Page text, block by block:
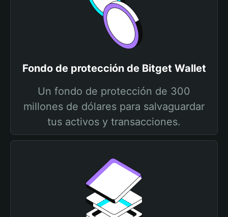
Fondo de protección de Bitget Wallet
Un fondo de protección de 300
millones de dólares para salvaguardar
tus activos y transacciones.